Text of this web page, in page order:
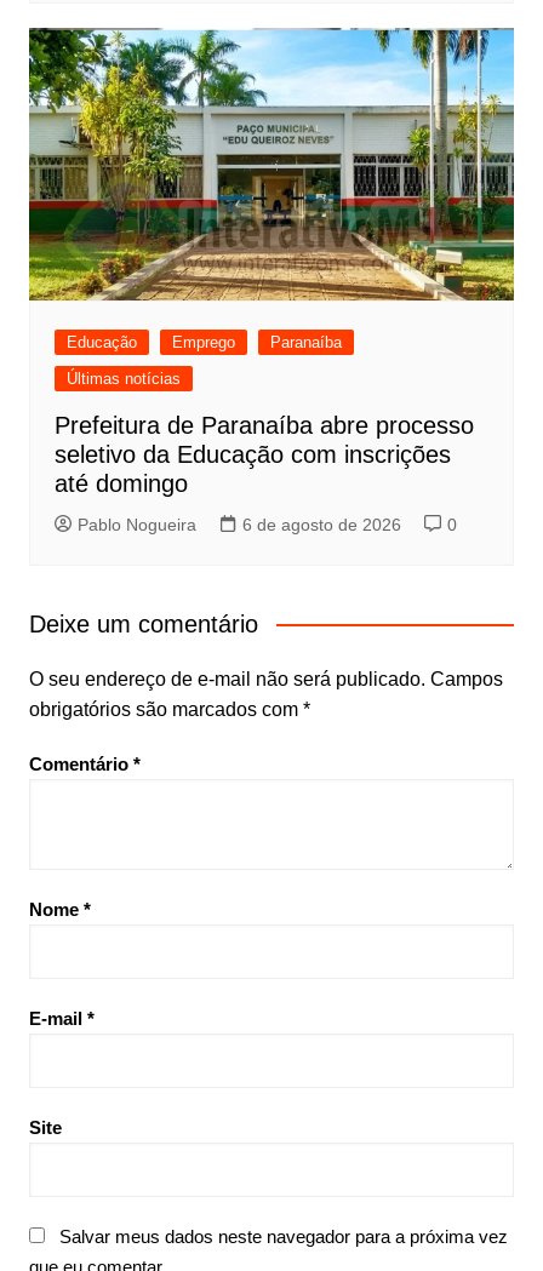
Educação Emprego
Paranaíba
Últimas notícias
Prefeitura de Paranaíba abre processo
seletivo da Educação com inscrições
até domingo
Pablo Nogueira 6 de agosto de 2026 0
Deixe um comentário
O seu endereço de e-mail não será publicado. Campos
obrigatórios são marcados com *
Comentário *
Nome *
E-mail *
Site
Salvar meus dados neste navegador para a próxima vez